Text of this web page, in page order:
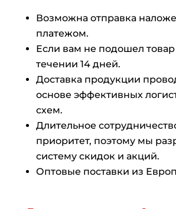
Возможна отправка
платежом.
Если вам не подошел товар
течении 14 дней.
Доставка продукции
основе эффективных
схем.
Длительное
приоритет, поэтому мы
систему скидок и акций.
Оптовые поставки из